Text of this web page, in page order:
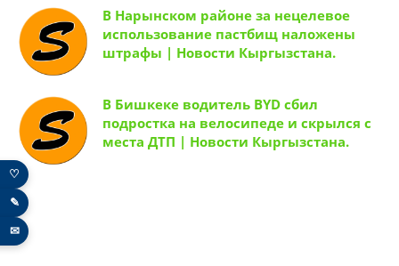
В Нарынском районе за нецелевое
использование пастбищ наложены
штрафы | Новости Кыргызстана.
В Бишкеке водитель BYD сбил
подростка на велосипеде и скрылся с
места ДТП | Новости Кыргызстана.
♡
✎
✉